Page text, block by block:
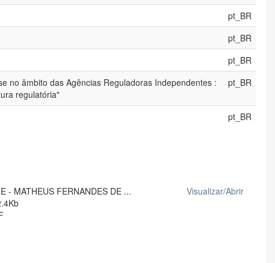
pt_BR
pt_BR
pt_BR
no âmbito das Agências Reguladoras Independentes :
regulatória"
pt_BR
pt_BR
- MATHEUS FERNANDES DE ...
Visualizar/Abrir